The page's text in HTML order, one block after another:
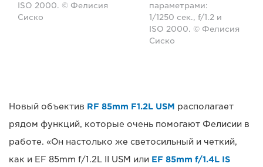
ISO 2000. © Фелисия
Сиско
параметрами:
1/1250 сек., f/1.2 и
ISO 2000. © Фелисия
Сиско
Новый объектив RF 85mm F1.2L USM располагает
рядом функций, которые очень помогают Фелисии в
работе. «Он настолько же светосильный и четкий,
как и EF 85mm f/1.2L II USM или EF 85mm f/1.4L IS